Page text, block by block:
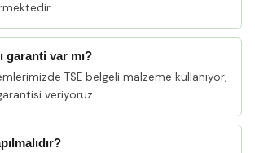
garanti var mı?
TSE belgeli malzeme kullanıyor,
veriyoruz.